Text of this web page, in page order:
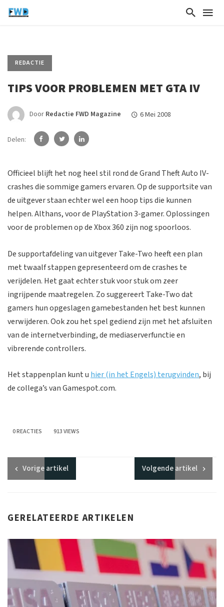
REDACTIE
TIPS VOOR PROBLEMEN MET GTA IV
Door Redactie FWD Magazine 6 Mei 2008
Delen:
Officieel blijft het nog heel stil rond de Grand Theft Auto IV-
crashes die sommige gamers ervaren. Op de supportsite van
de uitgever staan echter wel een hoop tips die kunnen
helpen. Althans, voor de PlayStation 3-gamer. Oplossingen
voor de problemen op de Xbox 360 zijn nog spoorloos.
De supportafdeling van uitgever Take-Two heeft een plan
met twaalf stappen gepresenteerd om de crashes te
verijdelen. Het gaat echter stuk voor stuk om zeer
ingrijpende maatregelen. Zo suggereert Take-Two dat
gamers hun opgeslagen gamebestanden het best kunnen
verwijderen. Ook zou het spel gediend zijn met het afsluiten
van de internetverbinding, de mediaserverfunctie en
vibrerende controllers.
Het stappenplan kunt u hier (in het Engels) terugvinden, bij
de collega’s van Gamespot.com.
0 REACTIES 913 VIEWS
Vorigeartikel Volgendeartikel
GERELATEERDE ARTIKELEN